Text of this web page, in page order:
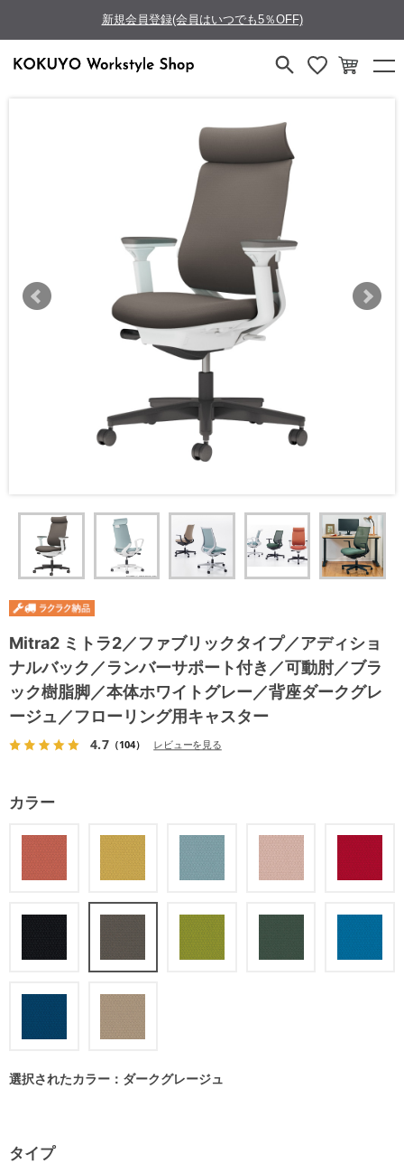
新規会員登録(会員はいつでも5％OFF)
Mitra2 ミトラ2／ファブリックタイプ／アディショ
ナルバック／ランバーサポート付き／可動肘／ブラ
ック樹脂脚／本体ホワイトグレー／背座ダークグレ
ージュ／フローリング用キャスター
4.7（104） レビューを見る
カラー
選択されたカラー：ダークグレージュ
タイプ